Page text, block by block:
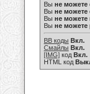
Вы не можете
Вы не можете
Вы не можете
Вы не можете
BB коды Вкл.
Смайлы Вкл.
[IMG] код Вкл.
HTML код